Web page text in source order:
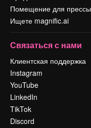
Помещение для прессы
Ищете magnific.ai
Связаться с нами
Клиентская поддержка
Instagram
YouTube
LinkedIn
TikTok
Discord